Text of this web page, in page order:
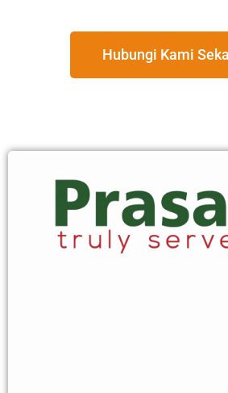
Hubungi Kami